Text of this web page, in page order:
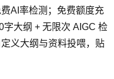
AI率检测；免费额度充
字大纲 + 无限次 AIGC 检
义大纲与资料投喂，贴